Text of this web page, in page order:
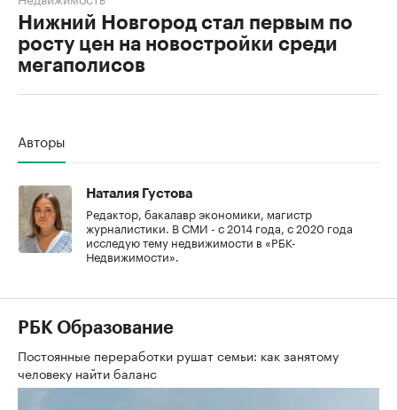
Нижний Новгород стал первым по
росту цен на новостройки среди
мегаполисов
Авторы
Наталия Густова
Редактор, бакалавр экономики, магистр
журналистики. В СМИ - с 2014 года, с 2020 года
исследую тему недвижимости в «РБК-
Недвижимости».
РБК Образование
Постоянные переработки рушат семьи: как занятому
человеку найти баланс